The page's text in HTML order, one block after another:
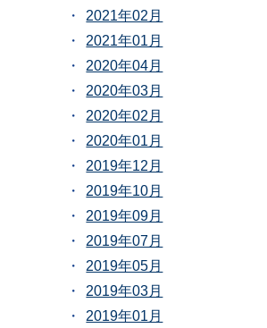
2021年02月
2021年01月
2020年04月
2020年03月
2020年02月
2020年01月
2019年12月
2019年10月
2019年09月
2019年07月
2019年05月
2019年03月
2019年01月